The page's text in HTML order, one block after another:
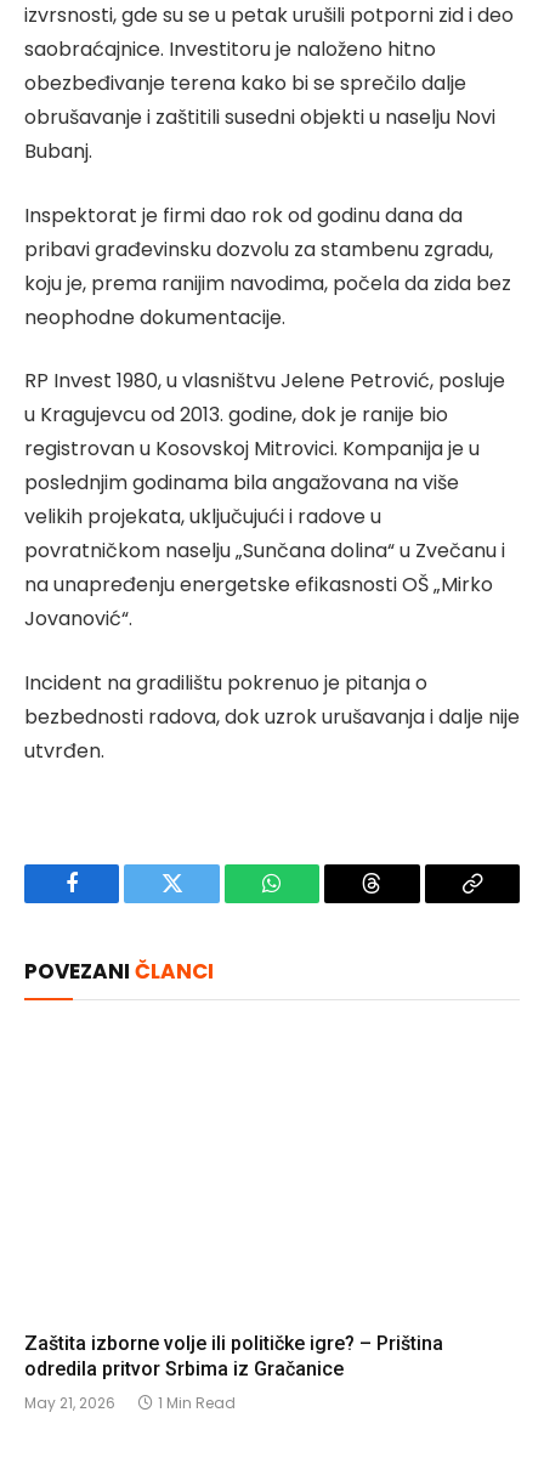
izvrsnosti, gde su se u petak urušili potporni zid i deo
saobraćajnice. Investitoru je naloženo hitno
obezbeđivanje terena kako bi se sprečilo dalje
obrušavanje i zaštitili susedni objekti u naselju Novi
Bubanj.
Inspektorat je firmi dao rok od godinu dana da
pribavi građevinsku dozvolu za stambenu zgradu,
koju je, prema ranijim navodima, počela da zida bez
neophodne dokumentacije.
RP Invest 1980, u vlasništvu Jelene Petrović, posluje
u Kragujevcu od 2013. godine, dok je ranije bio
registrovan u Kosovskoj Mitrovici. Kompanija je u
poslednjim godinama bila angažovana na više
velikih projekata, uključujući i radove u
povratničkom naselju „Sunčana dolina“ u Zvečanu i
na unapređenju energetske efikasnosti OŠ „Mirko
Jovanović“.
Incident na gradilištu pokrenuo je pitanja o
bezbednosti radova, dok uzrok urušavanja i dalje nije
utvrđen.
Facebook Twitter WhatsApp Threads
Copy
POVEZANI ČLANCI
Zaštita izborne volje ili političke igre? – Priština
odredila pritvor Srbima iz Gračanice
May 21, 2026 1 Min Read